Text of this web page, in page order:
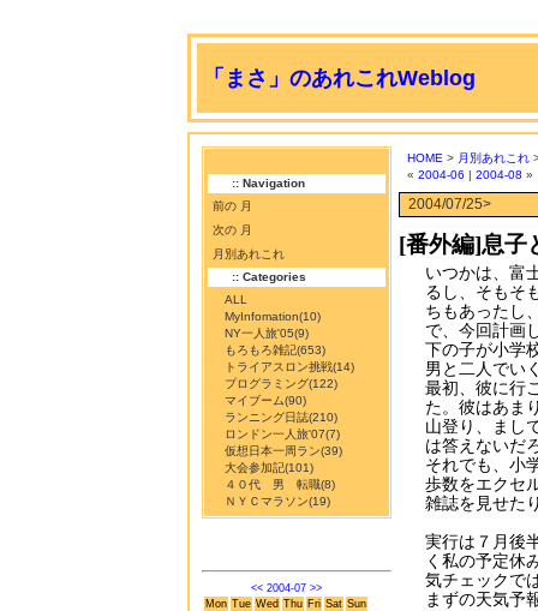
「まさ」のあれこれWeblog
:: Navigation
前の 月
次の 月
月別あれこれ
:: Categories
ALL
MyInfomation(10)
NY一人旅'05(9)
もろもろ雑記(653)
トライアスロン挑戦(14)
プログラミング(122)
マイブーム(90)
ランニング日誌(210)
ロンドン一人旅'07(7)
仮想日本一周ラン(39)
大会参加記(101)
４０代 男 転職(8)
ＮＹＣマラソン(19)
<< 2004-07 >>
Mon Tue Wed Thu Fri Sat Sun
HOME > 月別あれこれ
« 2004-06 | 2004-08 »
2004/07/25>
[番外編]息子
いつかは、富
るし、そもそ
ちもあったし
で、今回計画
下の子が小学
男と二人でい
最初、彼に行
た。彼はあま
山登り、まし
は答えないだ
それでも、小
歩数をエクセ
雑誌を見せた
実行は７月後
く私の予定休
気チェックで
まずの天気予